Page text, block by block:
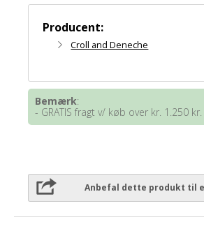
Producent:
Croll and Deneche
Bemærk:
- GRATIS fragt v/ køb over kr. 1.250 kr.
Anbefal dette produkt til